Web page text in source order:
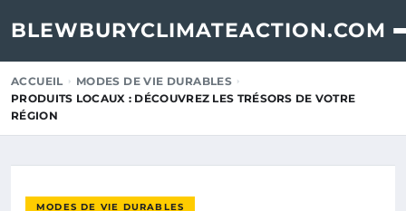
BLEWBURYCLIMATEACTION.COM
ACCUEIL
MODES DE VIE DURABLES
PRODUITS LOCAUX : DÉCOUVREZ LES TRÉSORS DE VOTRE
RÉGION
MODES DE VIE DURABLES